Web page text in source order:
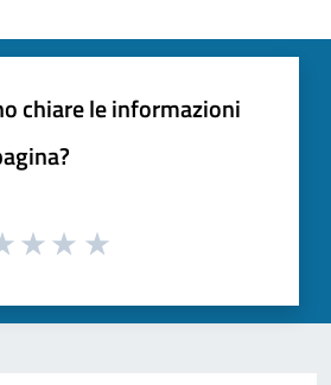
chiare le informazioni